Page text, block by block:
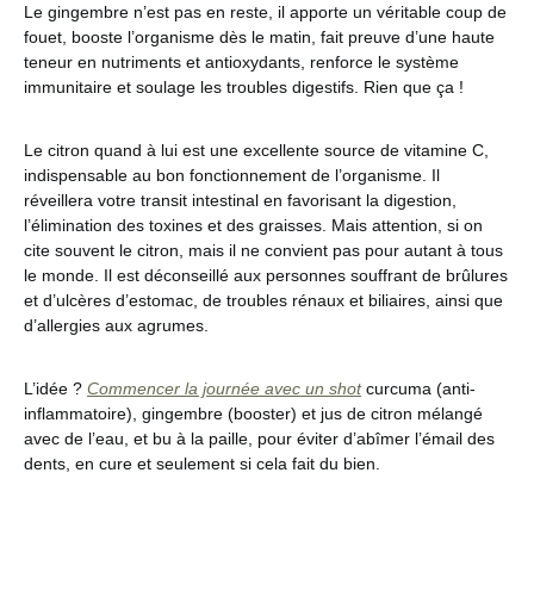
Le gingembre n’est pas en reste, il apporte un véritable coup de
fouet, booste l’organisme dès le matin, fait preuve d’une haute
teneur en nutriments et antioxydants, renforce le système
immunitaire et soulage les troubles digestifs. Rien que ça !
Le citron quand à lui est une excellente source de vitamine C,
indispensable au bon fonctionnement de l’organisme. Il
réveillera votre transit intestinal en favorisant la digestion,
l’élimination des toxines et des graisses. Mais attention, si on
cite souvent le citron, mais il ne convient pas pour autant à tous
le monde. Il est déconseillé aux personnes souffrant de brûlures
et d’ulcères d’estomac, de troubles rénaux et biliaires, ainsi que
d’allergies aux agrumes.
L’idée ? Commencer la journée avec un shotcurcuma (anti-
inflammatoire), gingembre (booster) et jus de citron mélangé
avec de l’eau, et bu à la paille, pour éviter d’abîmer l’émail des
dents, en cure et seulement si cela fait du bien.